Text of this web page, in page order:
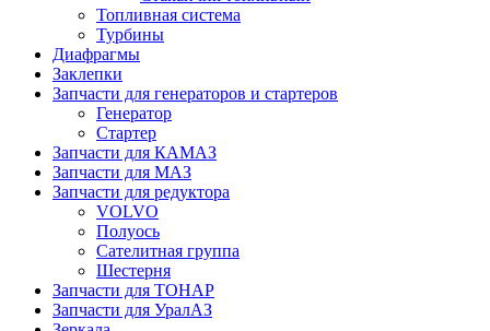
Топливная система
Турбины
Диафрагмы
Заклепки
Запчасти для генераторов и стартеров
Генератор
Стартер
Запчасти для КАМАЗ
Запчасти для МАЗ
Запчасти для редуктора
VOLVO
Полуось
Сателитная группа
Шестерня
Запчасти для ТОНАР
Запчасти для УралАЗ